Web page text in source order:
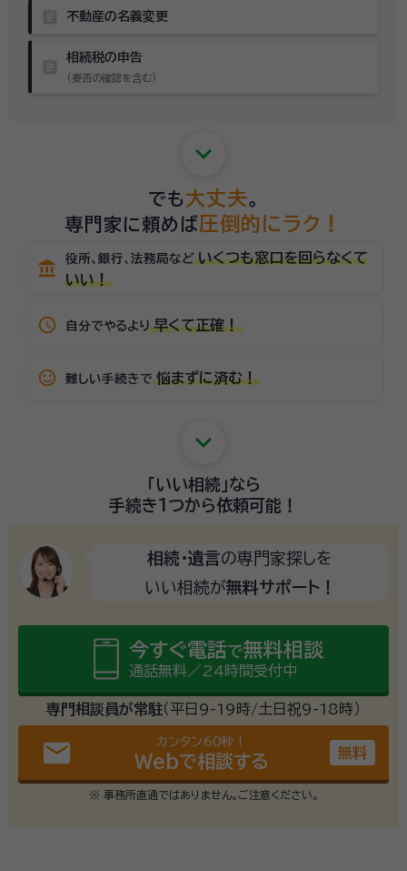
不動産の名義変更
相続税の申告
（要否の確認を含む）
keyboard_arrow_down
でも 大丈夫。
専門家に頼めば圧倒的にラク！
account_balance 役所、銀行、法務局など いくつも窓口を回らなくて
いい！
schedule 自分でやるより 早くて正確！
sentiment_satisfied_alt 難しい手続きで 悩まずに済む！
keyboard_arrow_down
「いい相続」なら
手続き1つから依頼可能！
相続・遺言の専門家探しを
いい相続が無料サポート！
今すぐ電話で無料相談
通話無料／24時間受付中
専門相談員が常駐（平日9-19時/土日祝9-18時）
email カンタン60秒！
Webで相談する 無料
※ 事務所直通ではありません。ご注意ください。